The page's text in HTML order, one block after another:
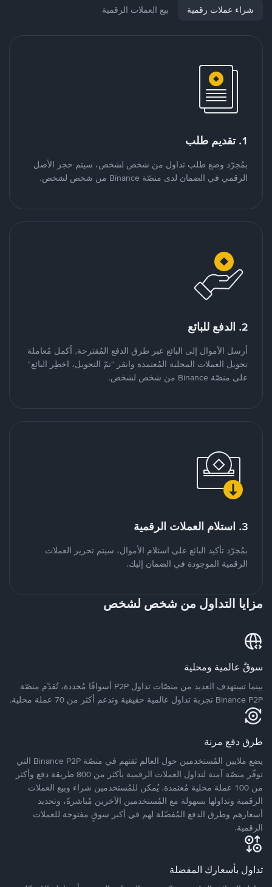
شراء عملات رقمية بيع العملات الرقمية
1. تقديم طلب
بمُجرّد وضع طلب تداول من شخص لشخص، سيتم حجز الأصل
الرقمي في الضمان لدى منصّة Binance من شخص لشخص.
2. الدفع للبائع
أرسل الأموال إلى البائع عبر طرق الدفع المُقترحة. أكمل مُعاملة
تحويل العملات المحلية المُعتمدة وانقر "تمّ التحويل، اخطِر البائع"
على منصّة Binance من شخص لشخص.
3. استلام العملات الرقمية
بمُجرّد تأكيد البائع على استلام الأموال، سيتم تحرير العملات
الرقمية الموجودة في الضمان إليك.
مزايا التداول من شخص لشخص
سوقٌ عالمية ومحلية
بينما تستهدف العديد من منصّات تداول P2P أسواقًا مُحددة، تُقدّم منصّة
Binance P2P تجربة تداول عالمية حقيقية وتدعم أكثر من 70 عملة محلية.
طرق دفع مرنة
يضع ملايين المُستخدمين حول العالم ثقتهم في منصّة Binance P2P التي
توفّر منصّة آمنة لتداول العملات الرقمية بأكثر من 800 طريقة دفع وأكثر
من 100 عملة محلية مُعتمدة. يُمكن للمُستخدمين شراء وبيع العملات
الرقمية وتداولها بسهولة مع المُستخدمين الآخرين مُباشرةً، وتحديد
أسعارهم وطرق الدفع المُفضّلة لهم في أكبر سوقٍ مفتوحة للعملات
الرقمية.
تداول بأسعارك المفضلة